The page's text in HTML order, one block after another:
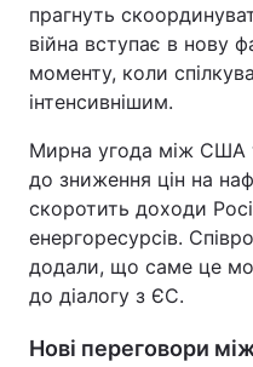
прагнуть
війна вступає в нову
моменту, коли
інтенсивнішим.
Мирна угода між США
до зниження цін на
скоротить доходи
енергоресурсів.
додали, що саме це
до діалогу з ЄС.
Нові переговори